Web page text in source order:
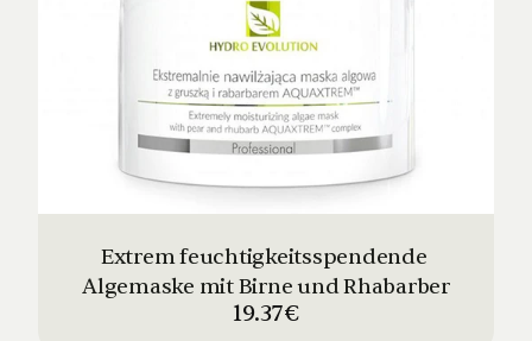
Extrem feuchtigkeitsspendende
Algemaske mit Birne und Rhabarber
19.37€